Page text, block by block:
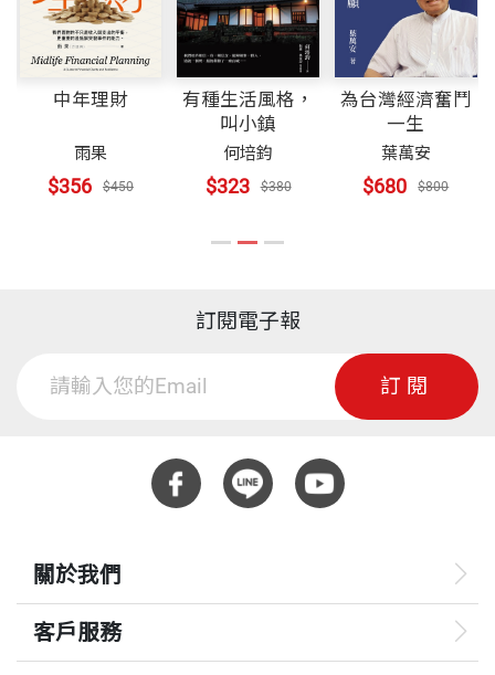
中年理財
雨果
$356 $450
有種生活風格，
叫小鎮
何培鈞
$323 $380
為台灣經濟奮鬥
一生
葉萬安
$680 $800
訂閱電子報
訂閱
關於我們
客戶服務